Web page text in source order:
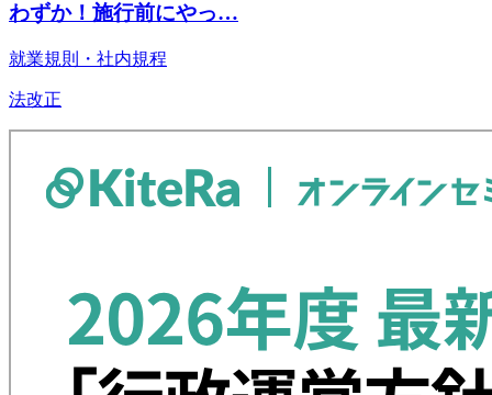
わずか！施行前にやっ…
就業規則・社内規程
法改正